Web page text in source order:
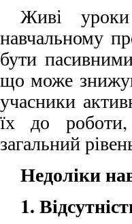
Живі
навчальному
бути
що може
учасники
їх до
загальний
Недоліки
1.